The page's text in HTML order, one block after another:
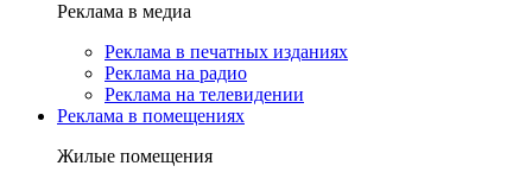
Реклама в медиа
Реклама в печатных изданиях
Реклама на радио
Реклама на телевидении
Реклама в помещениях
Жилые помещения